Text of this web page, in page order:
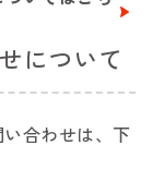
について
合わせは、下